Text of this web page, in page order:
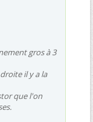
gros à 3
il y a la
que l'on